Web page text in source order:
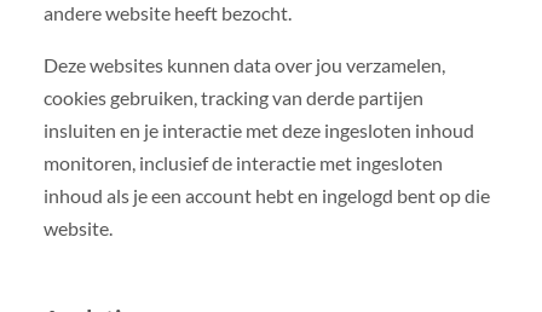
andere website heeft bezocht.
Deze websites kunnen data over jou verzamelen,
cookies gebruiken, tracking van derde partijen
insluiten en je interactie met deze ingesloten inhoud
monitoren, inclusief de interactie met ingesloten
inhoud als je een account hebt en ingelogd bent op die
website.